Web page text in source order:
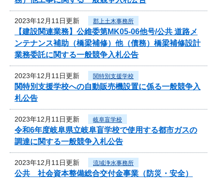
2023年12月11日更新 郡上土木事務所
【建設関連業務】公維委第MK05-06他号/公共 道路メ
ンテナンス補助（橋梁補修）他（債務）橋梁補修設計
業務委託に関する一般競争入札公告
2023年12月11日更新 関特別支援学校
関特別支援学校への自動販売機設置に係る一般競争入
札公告
2023年12月11日更新 岐阜盲学校
令和6年度岐阜県立岐阜盲学校で使用する都市ガスの
調達に関する一般競争入札公告
2023年12月11日更新 流域浄水事務所
公共 社会資本整備総合交付金事業（防災・安全）